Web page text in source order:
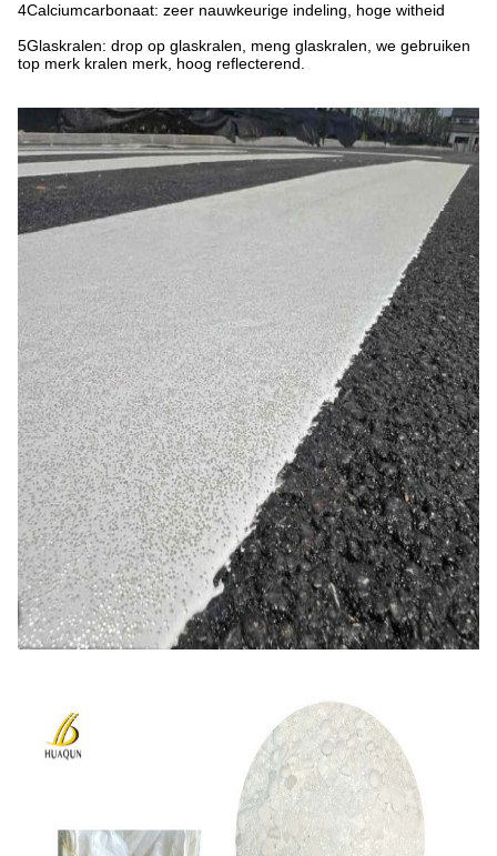
4Calciumcarbonaat: zeer nauwkeurige indeling, hoge witheid
5Glaskralen: drop op glaskralen, meng glaskralen, we gebruiken
top merk kralen merk, hoog reflecterend.